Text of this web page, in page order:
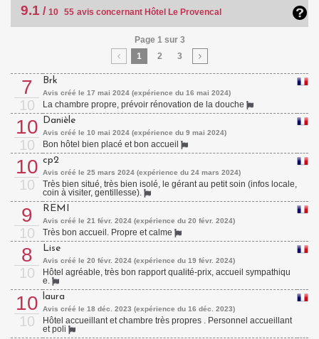
9.1 / 10 55 avis concernant Hôtel Le Provencal
Page 1 sur 3
1
2 3
7
10
Brk
Avis créé le 17 mai 2024 (expérience du 16 mai 2024)
La chambre propre, prévoir rénovation de la douche
10
10
Danièle
Avis créé le 10 mai 2024 (expérience du 9 mai 2024)
Bon hôtel bien placé et bon accueil
10
10
cp2
Avis créé le 25 mars 2024 (expérience du 24 mars 2024)
Très bien situé, très bien isolé, le gérant au petit soin (infos locale,
coin à visiter, gentillesse).
9
10
REMI
Avis créé le 21 févr. 2024 (expérience du 20 févr. 2024)
Très bon accueil. Propre et calme
8
10
Lise
Avis créé le 20 févr. 2024 (expérience du 19 févr. 2024)
Hôtel agréable, très bon rapport qualité-prix, accueil sympathiqu
e.
10
10
laura
Avis créé le 18 déc. 2023 (expérience du 16 déc. 2023)
Hôtel accueillant et chambre très propres . Personnel accueillant
et poli